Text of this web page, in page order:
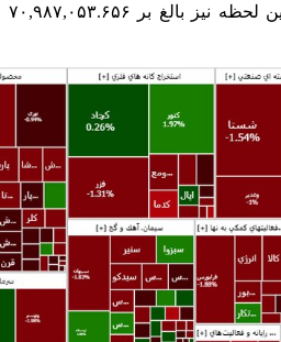
ارزش کل بازار بورس تا بدین لحظه نیز بالغ بر ۷۰,۹۸۷,۰۵۳.۶۵۶